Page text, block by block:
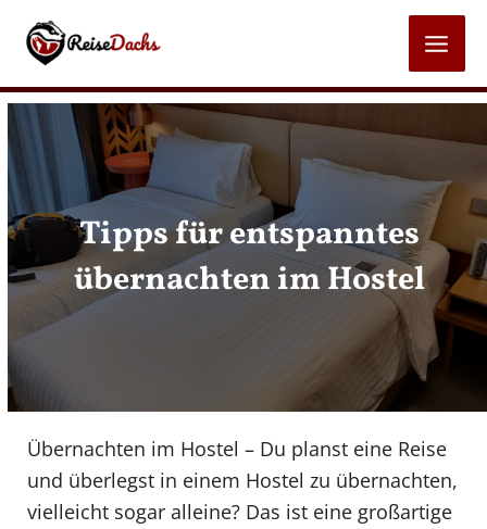
Inhalt
Tipps für entspanntes
übernachten im Hostel
Übernachten im Hostel – Du planst eine Reise
und überlegst in einem Hostel zu übernachten,
vielleicht sogar alleine? Das ist eine großartige